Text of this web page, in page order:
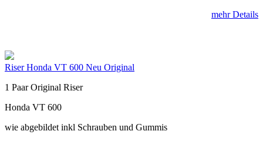
mehr Details
Riser Honda VT 600 Neu Original
1 Paar Original Riser
Honda VT 600
wie abgebildet inkl Schrauben und Gummis